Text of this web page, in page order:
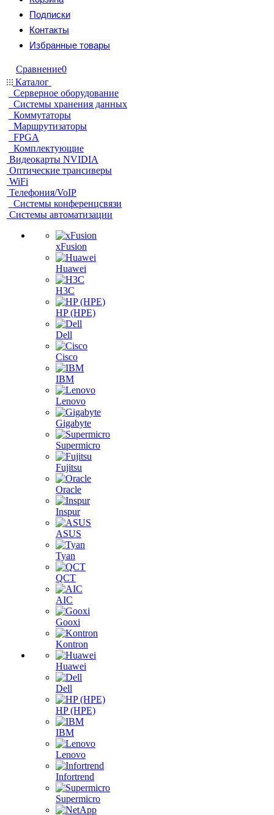
Подписки
Контакты
Избранные товары
Сравнение0
Каталог
Серверное оборудование
Системы хранения данных
Коммутаторы
Маршрутизаторы
FPGA
Комплектующие
Видеокарты NVIDIA
Оптические трансиверы
WiFi
Телефония/VoIP
Системы конференцсвязи
Системы автоматизации
xFusion
Huawei
H3C
HP (HPE)
Dell
Cisco
IBM
Lenovo
Gigabyte
Supermicro
Fujitsu
Oracle
Inspur
ASUS
Tyan
QCT
AIC
Gooxi
Kontron
Huawei
Dell
HP (HPE)
IBM
Lenovo
Infortrend
Supermicro